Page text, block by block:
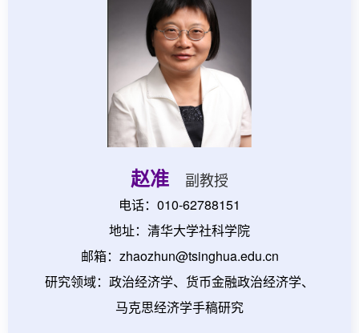
赵准 副教授
电话：010-62788151
地址：清华大学社科学院
邮箱：zhaozhun@tsinghua.edu.cn
研究领域：政治经济学、货币金融政治经济学、
马克思经济学手稿研究